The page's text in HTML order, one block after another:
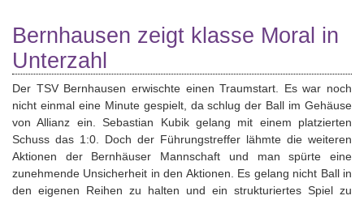
Bernhausen zeigt klasse Moral in
Unterzahl
Der TSV Bernhausen erwischte einen Traumstart. Es war noch
nicht einmal eine Minute gespielt, da schlug der Ball im Gehäuse
von Allianz ein. Sebastian Kubik gelang mit einem platzierten
Schuss das 1:0. Doch der Führungstreffer lähmte die weiteren
Aktionen der Bernhäuser Mannschaft und man spürte eine
zunehmende Unsicherheit in den Aktionen. Es gelang nicht Ball in
den eigenen Reihen zu halten und ein strukturiertes Spiel zu